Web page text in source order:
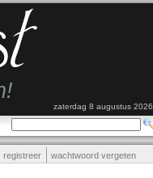
zaterdag 8 augustus 2026
registreer wachtwoord vergeten